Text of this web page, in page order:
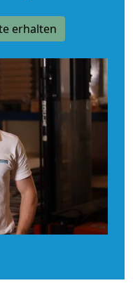
erhalten